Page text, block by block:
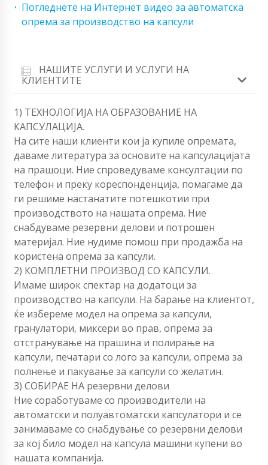
Погледнете на Интернет видео за автоматска
опрема за производство на капсули
НАШИТЕ УСЛУГИ И УСЛУГИ НА
КЛИЕНТИТЕ
1) ТЕХНОЛОГИЈА НА ОБРАЗОВАНИЕ НА
КАПСУЛАЦИЈА.
На сите наши клиенти кои ја купиле опремата,
даваме литература за основите на капсулацијата
на прашоци. Ние спроведуваме консултации по
телефон и преку кореспонденција, помагаме да
ги решиме настанатите потешкотии при
производството на нашата опрема. Ние
снабдуваме резервни делови и потрошен
материјал. Ние нудиме помош при продажба на
користена опрема за капсули.
2) КОМПЛЕТНИ ПРОИЗВОД СО КАПСУЛИ.
Имаме широк спектар на додатоци за
производство на капсули. На барање на клиентот,
ќе избереме модел на опрема за капсули,
гранулатори, миксери во прав, опрема за
отстранување на прашина и полирање на
капсули, печатари со лого за капсули, опрема за
полнење и пакување за капсули со желатин.
3) СОБИРАЕ НА резервни делови
Ние соработуваме со производители на
автоматски и полуавтоматски капсулатори и се
занимаваме со снабдување со резервни делови
за кој било модел на капсула машини купени во
нашата компанија.